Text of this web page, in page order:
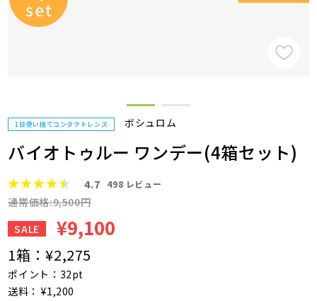
1日使い捨てコンタクトレンズ ボシュロム
バイオトゥルー ワンデー(4箱セット)
4.7 498 レビュー
通常価格:9,500円
SALE
¥9,100
1箱：¥2,275
ポイント：32pt
送料： ¥1,200